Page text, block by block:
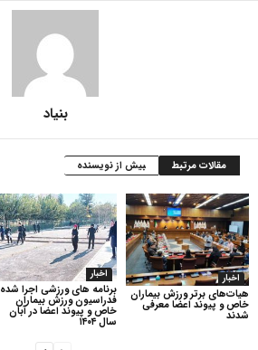
بنیاد
مقالات مرتبط بیش از نویسنده
اخبار
برنامه های ورزشی اجرا شده
فدراسیون ورزش بیماران
خاص و پیوند اعضا در آبان
سال ۱۴۰۴
اخبار
هیات‌های برتر ورزش بیماران
خاص و پیوند اعضا معرفی
شدند